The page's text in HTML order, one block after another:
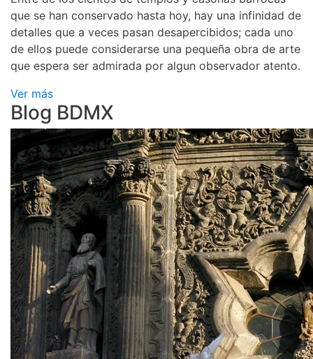
que se han conservado hasta hoy, hay una infinidad de
detalles que a veces pasan desapercibidos; cada uno
de ellos puede considerarse una pequeña obra de arte
que espera ser admirada por algun observador atento.
Ver más
Blog BDMX